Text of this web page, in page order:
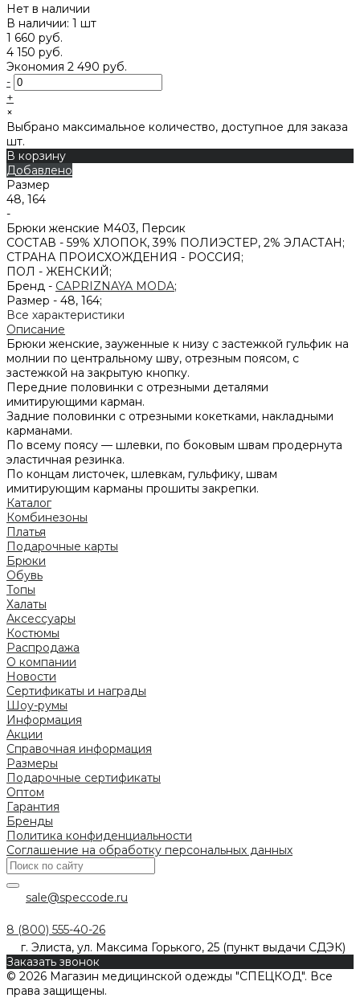
Нет в наличии
В наличии: 1 шт
1 660 руб.
4 150 руб.
Экономия 2 490 руб.
-
+
×
Выбрано максимальное количество, доступное для заказа
шт.
В корзину
Добавлено
Размер
48, 164
-
Брюки женские M403, Персик
СОСТАВ - 59% ХЛОПОК, 39% ПОЛИЭСТЕР, 2% ЭЛАСТАН;
СТРАНА ПРОИСХОЖДЕНИЯ - РОССИЯ;
ПОЛ - ЖЕНСКИЙ;
Бренд - CAPRIZNAYA MODA;
Размер - 48, 164;
Все характеристики
Описание
Брюки женские, зауженные к низу с застежкой гульфик на
молнии по центральному шву, отрезным поясом, с
застежкой на закрытую кнопку.
Передние половинки с отрезными деталями
имитирующими карман.
Задние половинки с отрезными кокетками, накладными
карманами.
По всему поясу — шлевки, по боковым швам продернута
эластичная резинка.
По концам листочек, шлевкам, гульфику, швам
имитирующим карманы прошиты закрепки.
Каталог
Комбинезоны
Платья
Подарочные карты
Брюки
Обувь
Топы
Халаты
Аксессуары
Костюмы
Распродажа
О компании
Новости
Сертификаты и награды
Шоу-румы
Информация
Акции
Справочная информация
Размеры
Подарочные сертификаты
Оптом
Гарантия
Бренды
Политика конфиденциальности
Соглашение на обработку персональных данных
sale@speccode.ru
8 (800) 555-40-26
г. Элиста, ул. Максима Горького, 25 (пункт выдачи СДЭК)
Заказать звонок
© 2026 Магазин медицинской одежды "СПЕЦКОД". Все
права защищены.